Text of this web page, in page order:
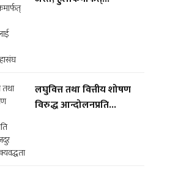
लघुवित्त तथा वित्तीय शोषण
विरुद्ध आन्दोलनप्रति...